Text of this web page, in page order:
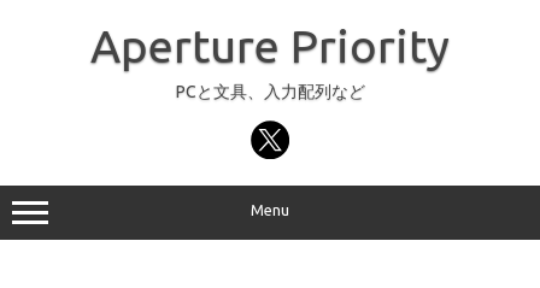
Aperture Priority
PCと文具、入力配列など
Menu